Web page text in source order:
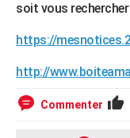
soit vous
https://
http://
Commenter